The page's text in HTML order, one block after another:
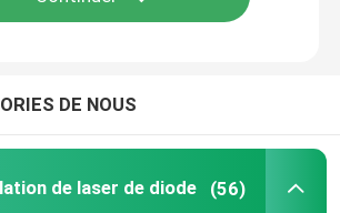
de Hydrafacial
de picoseconde
DE NOUS
de laser de diode (56)